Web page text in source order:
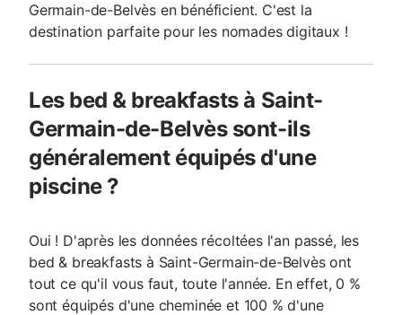
Germain-de-Belvès en bénéficient. C'est la
destination parfaite pour les nomades digitaux !
Les bed & breakfasts à Saint-
Germain-de-Belvès sont-ils
généralement équipés d'une
piscine ?
Oui ! D'après les données récoltées l'an passé, les
bed & breakfasts à Saint-Germain-de-Belvès ont
tout ce qu'il vous faut, toute l'année. En effet, 0 %
sont équipés d'une cheminée et 100 % d'une